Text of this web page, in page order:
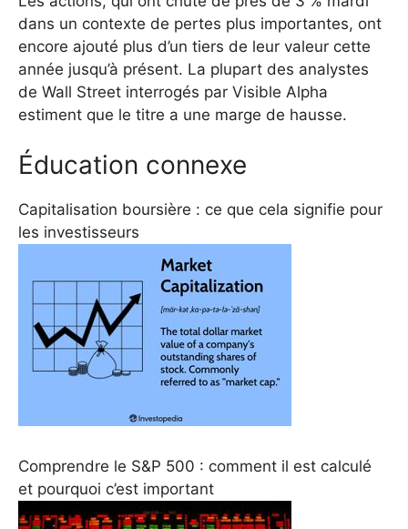
dans un contexte de pertes plus importantes, ont
encore ajouté plus d’un tiers de leur valeur cette
année jusqu’à présent. La plupart des analystes
de Wall Street interrogés par Visible Alpha
estiment que le titre a une marge de hausse.
Éducation connexe
Capitalisation boursière : ce que cela signifie pour
les investisseurs
Comprendre le S&P 500 : comment il est calculé
et pourquoi c’est important